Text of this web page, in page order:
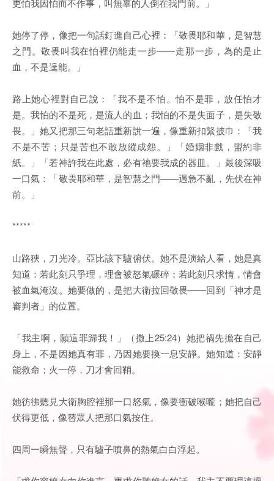
更怕我因怕而不作事，叫無辜的人倒在我門前。」
她停了停，像把一句話釘進自己心裡：「敬畏耶和華，是智慧
之門。敬畏叫我在怕裡仍能走一步——走那一步，為的是止
血，不是逞能。」
路上她心裡對自己說：「我不是不怕。怕不是罪，放任怕才
是。我怕的不是死，是流人的血；我怕的不是失面子，是失敬
畏。」她又把那三句老話重新說一遍，像重新扣緊披巾：「我
不是不苦；只是苦也不敢放縱成怨。」「婚姻非戲，盟約非
紙。」「若神許我在此處，必有祂要我成的器皿。」最後深吸
一口氣：「敬畏耶和華，是智慧之門——遇急不亂，先伏在神
前。」
*****
山路狹，刀光冷。亞比該下驢俯伏。她不是演給人看，她是真
知道：若此刻只爭理，理會被怒氣碾碎；若此刻只求情，情會
被血氣淹沒。她要做的，是把大衛拉回敬畏——回到「神才是
審判者」的位置。
「我主啊，願這罪歸我！」（撒上25:24）她把禍先擔在自己
身上，不是因她真有罪，乃因她要換一息安靜。她知道：安靜
能救命；火一停，刀才會回鞘。
她彷彿聽見大衛胸腔裡那一口怒氣，像要衝破喉嚨；她把自己
伏得更低，像替眾人把那口氣按住。
四周一瞬無聲，只有驢子噴鼻的熱氣白白浮起。